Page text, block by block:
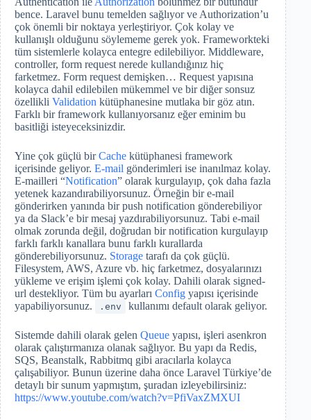
bence. Laravel bunu temelden sağlıyor ve Authorization’u
çok önemli bir noktaya yerleştiriyor. Çok kolay ve
kullanışlı olduğunu söylememe gerek yok. Frameworkteki
tüm sistemlerle kolayca entegre edilebiliyor. Middleware,
controller, form request nerede kullandığınız hiç
farketmez. Form request demişken… Request yapısına
kolayca dahil edilebilen mükemmel ve bir diğer sonsuz
özellikli Validation kütüphanesine mutlaka bir göz atın.
Farklı bir framework kullanıyorsanız eğer eminim bu
basitliği isteyeceksinizdir.
Yine çok güçlü birCache kütüphanesi framework
içerisinde geliyor. E-mail gönderimleri ise inanılmaz kolay.
E-mailleri “Notification” olarak kurgulayıp, çok daha fazla
yetenek kazandırabiliyorsunuz. Örneğin bir e-mail
gönderirken yanında bir push notification gönderebiliyor
ya da Slack’e bir mesaj yazdırabiliyorsunuz. Tabi e-mail
olmak zorunda değil, doğrudan bir notification kurgulayıp
farklı farklı kanallara bunu farklı kurallarda
gönderebiliyorsunuz. Storage tarafı da çok güçlü.
Filesystem, AWS, Azure vb. hiç farketmez, dosyalarınızı
yükleme ve erişim işlemi çok kolay. Dahili olarak signed-
url destekliyor. Tüm bu ayarları Config yapısı içerisinde
yapabiliyorsunuz.
.env kullanımı default olarak geliyor.
Sistemde dahili olarak gelen Queue yapısı, işleri asenkron
olarak çalıştırmanıza olanak sağlıyor. Bu yapı da Redis,
SQS, Beanstalk, Rabbitmq gibi aracılarla kolayca
çalışabiliyor. Bunun üzerine daha önce Laravel Türkiye’de
detaylı bir sunum yapmıştım, şuradan izleyebilirsiniz:
https://www.youtube.com/watch?v=PfiVaxZMXUI